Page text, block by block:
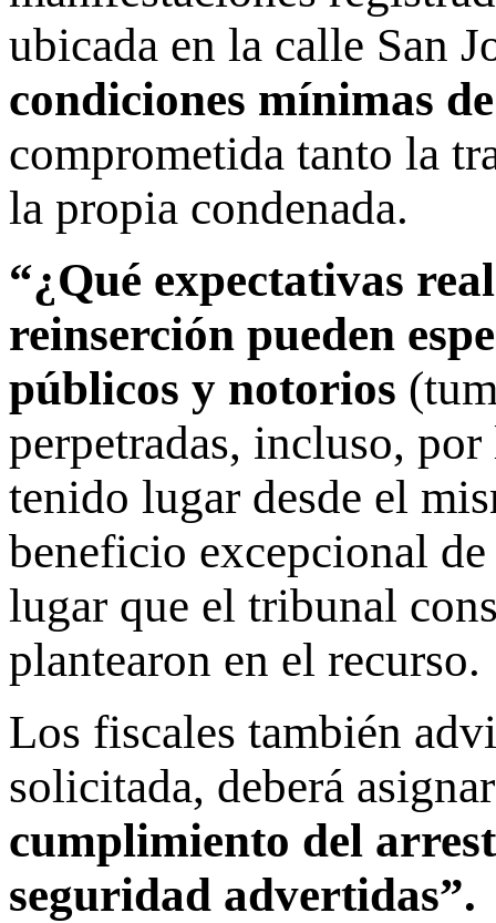
ubicada en la calle San
condiciones mínimas
comprometida tanto la
la propia condenada.
“¿Qué expectativas
reinserción pueden
públicos y notorios
perpetradas, incluso,
tenido lugar desde el
beneficio excepcional
lugar que el tribunal
plantearon en el recurso.
Los fiscales también
solicitada, deberá
cumplimiento del
seguridad advertidas”.